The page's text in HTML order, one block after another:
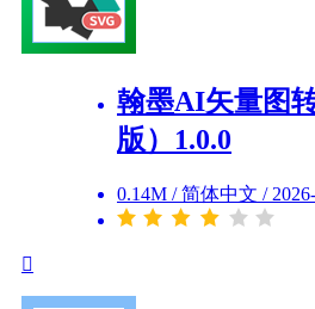
翰墨AI矢量图
版）1.0.0
0.14M / 简体中文 /